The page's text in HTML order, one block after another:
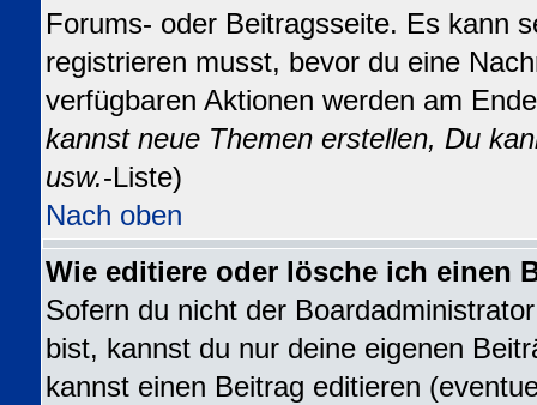
Forums- oder Beitragsseite. Es kann
registrieren musst, bevor du eine
verfügbaren Aktionen werden am
kannst neue Themen erstellen, Du
usw.-Liste)
Nach oben
Wie editiere oder lösche ich einen
Sofern du nicht der
bist, kannst du nur deine eigenen
kannst einen Beitrag editieren